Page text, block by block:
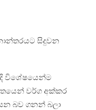
සිදුවන
විශේෂයෙන්ම
වර්ග අක්කර
බව ගනන් බලා